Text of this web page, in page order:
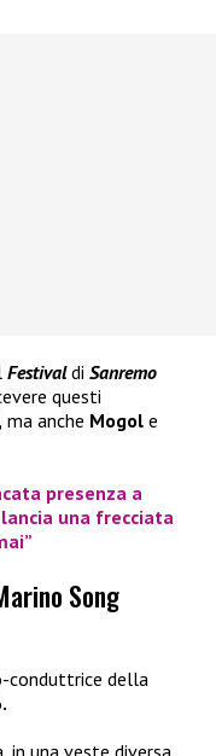
Festivaldi Sanremo
questi
ma anche Mogol e
presenza a
una frecciata
Song
conduttrice della